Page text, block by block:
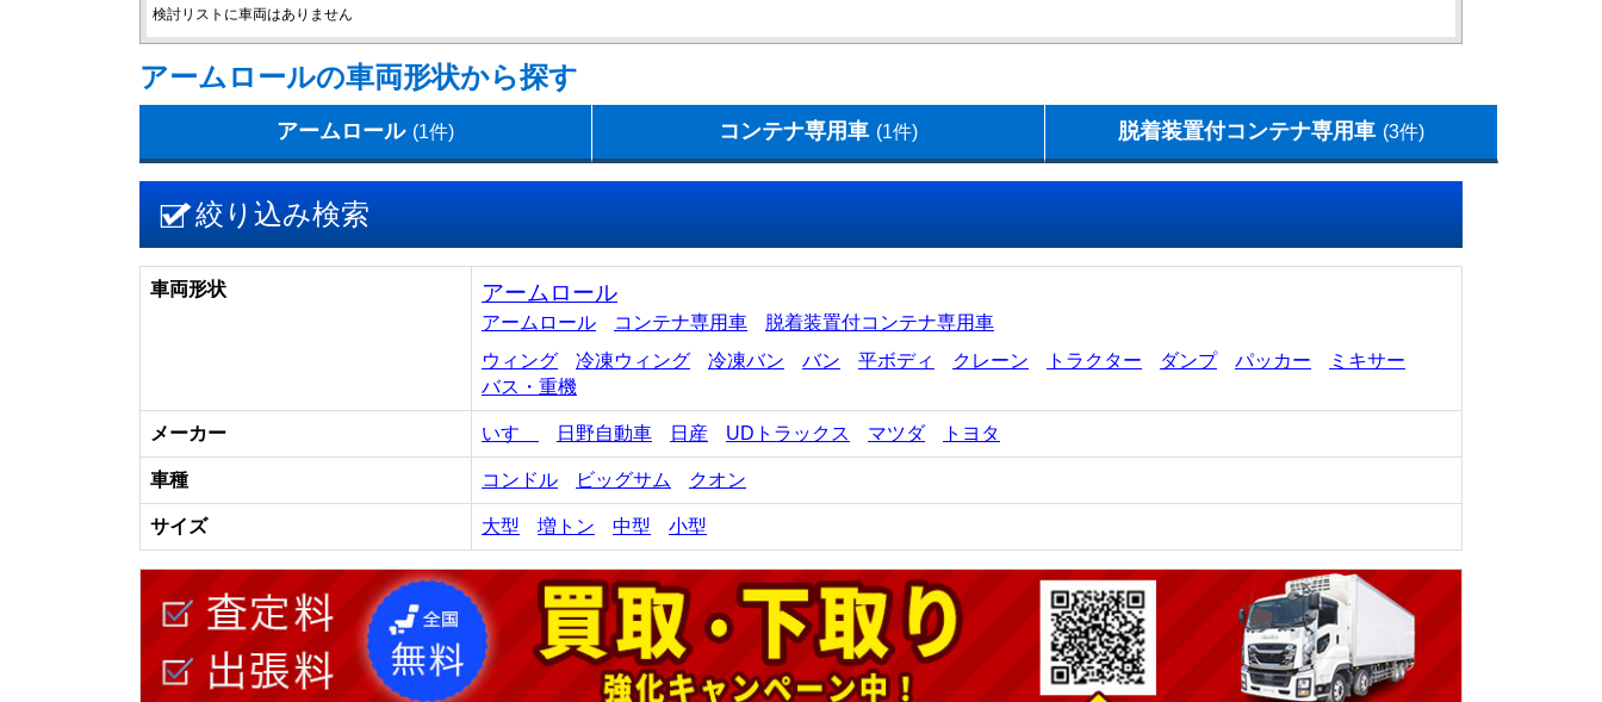
検討リストに車両はありません
アームロールの車両形状から探す
アームロール (1件) コンテナ専用車 (1件) 脱着装置付コンテナ専用車 (3件)
絞り込み検索
車両形状 アームロール
アームロール コンテナ専用車
脱着装置付コンテナ専用車
ウィング
冷凍ウィング 冷凍バン バン 平ボディ クレーン トラクター ダンプ パッカー
ミキサー
バス・重機
メーカー いすゞ 日野自動車 日産 UDトラックス マツダ トヨタ
車種 コンドル ビッグサム クオン
サイズ 大型 増トン 中型 小型